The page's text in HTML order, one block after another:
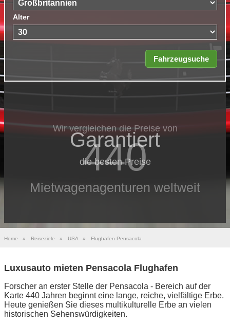
Alter
Wir vergleichen die Preise von
440
Mietwagenagenturen weltweit
Garantiert
die besten Preise
Home » Reiseziele » USA » Flughafen Pensacola
Luxusauto mieten Pensacola Flughafen
Forscher an erster Stelle der Pensacola - Bereich auf der
Karte 440 Jahren beginnt eine lange, reiche, vielfältige Erbe.
Heute genießen Sie dieses multikulturelle Erbe an vielen
historischen Sehenswürdigkeiten.